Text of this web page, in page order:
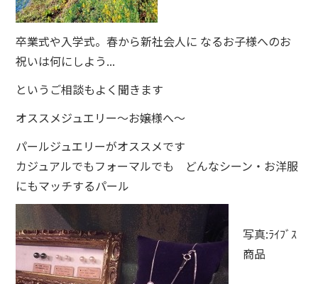
卒業式や入学式。春から新社会人に なるお子様へのお
祝いは何にしよう...
というご相談もよく聞きます
オススメジュエリー～お嬢様へ～
パールジュエリーがオススメです
カジュアルでもフォーマルでも どんなシーン・お洋服
にもマッチするパール
写真:ﾗｲﾌﾞｽ
商品